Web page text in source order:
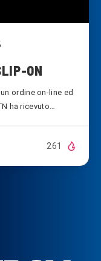
ON
ordine on-line ed
ha ricevuto…
261